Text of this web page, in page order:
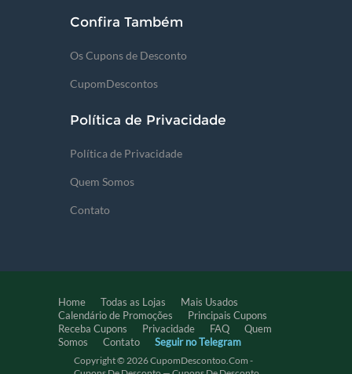
Confira Também
Os Cupons de Desconto
CupomDescontos
Política de Privacidade
Política de Privacidade
Quem Somos
Contato
Home Todas as Lojas
Mais Usados
Calendário de Promoções
Principais Cupons
Receba Cupons
Privacidade FAQ
Quem
Somos
Contato Seguir no Telegram
Copyright © 2026 CupomDescontoo.com -